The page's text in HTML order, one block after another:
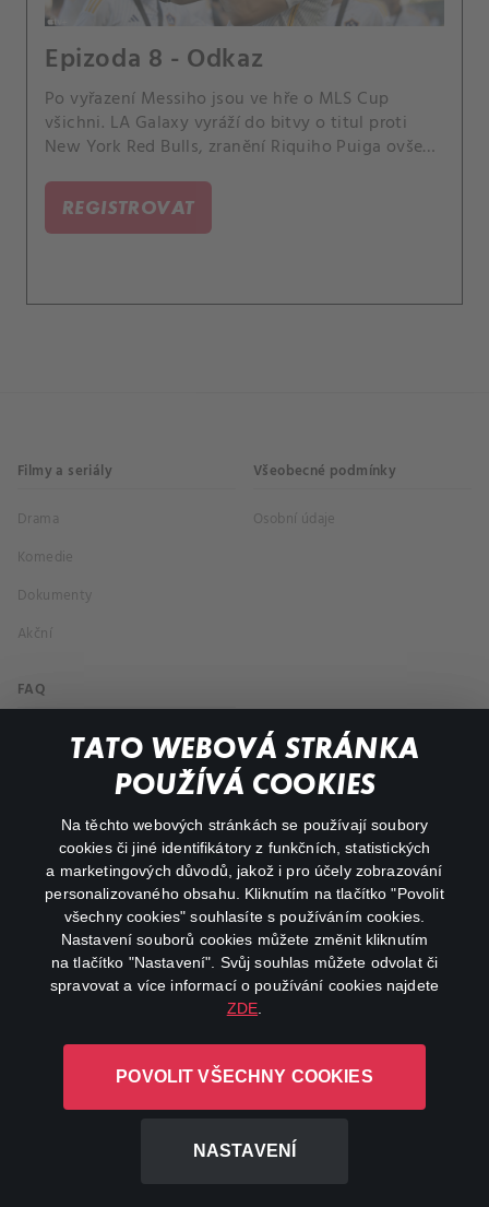
TATO WEBOVÁ STRÁNKA
POUŽÍVÁ COOKIES
Na těchto webových stránkách se používají soubory
cookies či jiné identifikátory z funkčních, statistických
a marketingových důvodů, jakož i pro účely zobrazování
personalizovaného obsahu. Kliknutím na tlačítko "Povolit
všechny cookies" souhlasíte s používáním cookies.
Nastavení souborů cookies můžete změnit kliknutím
na tlačítko "Nastavení". Svůj souhlas můžete odvolat či
spravovat a více informací o používání cookies najdete
ZDE
POVOLIT VŠECHNY COOKIES
NASTAVENÍ
Epizoda 8 - Odkaz
Po vyřazení Messiho jsou ve hře o MLS Cup
všichni. LA Galaxy vyráží do bitvy o titul proti
New York Red Bulls, zranění Riquiho Puiga ovšem
REGISTROVAT
Filmy a seriály
Drama
Komedie
Dokumenty
Akční
Všeobecné podmínky
Osobní údaje
FAQ
Můj účet
Důležité odkazy
facebookinstagram
youtube
L-1246 Luxembourg R.C.S.